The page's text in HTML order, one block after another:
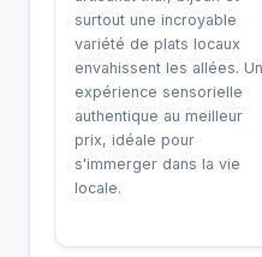
surtout une incroyable
variété de plats locaux
envahissent les allées.
expérience sensorielle
authentique au meilleur
prix, idéale pour
s'immerger dans la vie
locale.